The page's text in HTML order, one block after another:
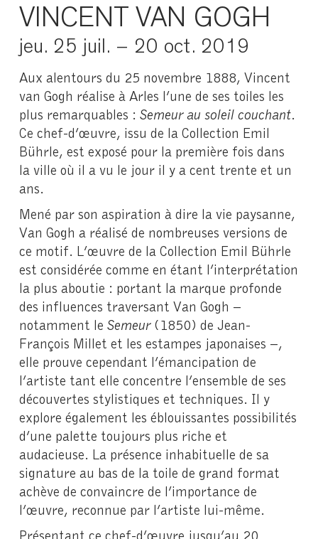
VINCENT VAN GOGH
jeu. 25 juil. – 20 oct. 2019
Aux alentours du 25 novembre 1888, Vincent
van Gogh réalise à Arles l’une de ses toiles les
plus remarquables :Semeur au soleil couchant.
Ce chef-d’œuvre, issu de la Collection Emil
Bührle, est exposé pour la première fois dans
la ville où il a vu le jour il y a cent trente et un
ans.
Mené par son aspiration à dire la vie paysanne,
Van Gogh a réalisé de nombreuses versions de
ce motif. L’œuvre de la Collection Emil Bührle
est considérée comme en étant l’interprétation
la plus aboutie : portant la marque profonde
des influences traversant Van Gogh –
notamment leSemeur(1850) de Jean-
François Millet et les estampes japonaises –,
elle prouve cependant l’émancipation de
l’artiste tant elle concentre l’ensemble de ses
découvertes stylistiques et techniques. Il y
explore également les éblouissantes possibilités
d’une palette toujours plus riche et
audacieuse. La présence inhabituelle de sa
signature au bas de la toile de grand format
achève de convaincre de l’importance de
l’œuvre, reconnue par l’artiste lui-même.
Présentant ce chef-d’œuvre jusqu’au 20